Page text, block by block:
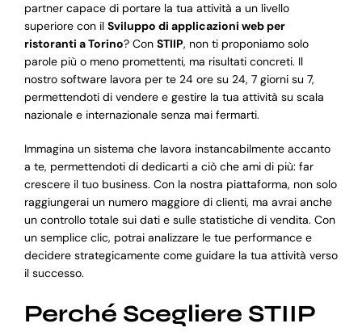
partner capace di portare la tua attività a un livello
superiore con il Sviluppo di applicazioni web per
ristoranti a Torino? Con STIIP, non ti proponiamo solo
parole più o meno promettenti, ma risultati concreti. Il
nostro software lavora per te 24 ore su 24, 7 giorni su 7,
permettendoti di vendere e gestire la tua attività su scala
nazionale e internazionale senza mai fermarti.
Immagina un sistema che lavora instancabilmente accanto
a te, permettendoti di dedicarti a ciò che ami di più: far
crescere il tuo business. Con la nostra piattaforma, non solo
raggiungerai un numero maggiore di clienti, ma avrai anche
un controllo totale sui dati e sulle statistiche di vendita. Con
un semplice clic, potrai analizzare le tue performance e
decidere strategicamente come guidare la tua attività verso
il successo.
Perché Scegliere STIIP